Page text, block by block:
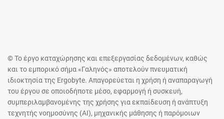
© Το έργο καταχώρησης και επεξεργασίας δεδομένων, καθώς
και το εμπορικό σήμα «Γαληνός» αποτελούν πνευματική
ιδιοκτησία της Ergobyte. Απαγορεύεται η χρήση ή αναπαραγωγή
του έργου σε οποιοδήποτε μέσο, εφαρμογή ή συσκευή,
συμπεριλαμβανομένης της χρήσης για εκπαίδευση ή ανάπτυξη
τεχνητής νοημοσύνης (AI), μηχανικής μάθησης ή παρόμοιων